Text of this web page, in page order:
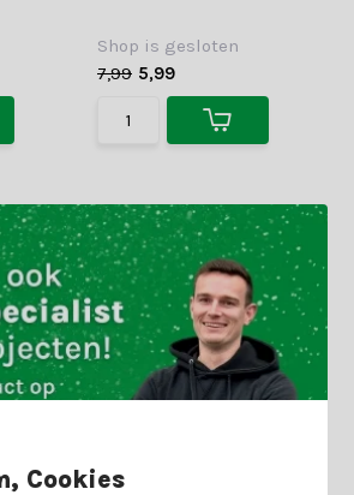
Shop is gesloten
7,99 5,99
Cookies